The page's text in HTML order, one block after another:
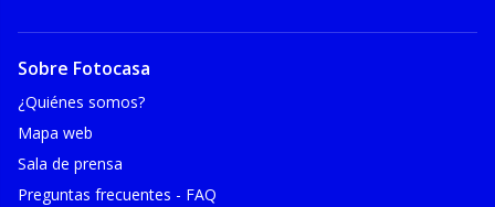
Sobre Fotocasa
¿Quiénes somos?
Mapa web
Sala de prensa
Preguntas frecuentes - FAQ